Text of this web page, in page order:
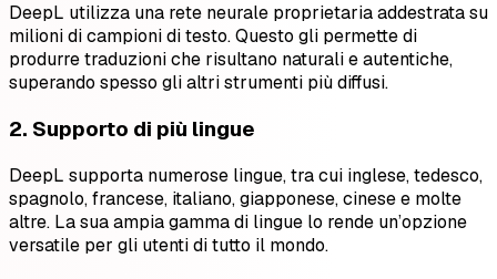
DeepL utilizza una rete neurale proprietaria addestrata su
milioni di campioni di testo. Questo gli permette di
produrre traduzioni che risultano naturali e autentiche,
superando spesso gli altri strumenti più diffusi.
2. Supporto di più lingue
DeepL supporta numerose lingue, tra cui inglese, tedesco,
spagnolo, francese, italiano, giapponese, cinese e molte
altre. La sua ampia gamma di lingue lo rende un’opzione
versatile per gli utenti di tutto il mondo.